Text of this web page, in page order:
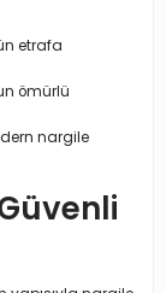
etrafa
ömürlü
nargile